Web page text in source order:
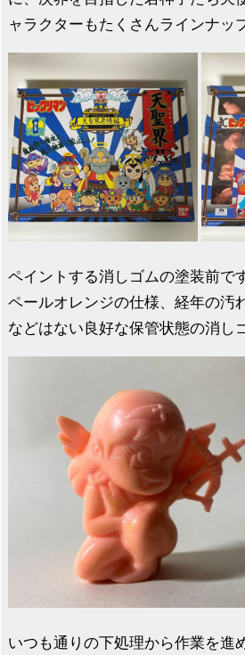
ャラクターもたくさんラインナッ
ペイントする消しゴムの塗装前で
ペールオレンジの仕様、経年の汚
などはない良好な保管状態の消し
いつも通りの下処理から作業を進